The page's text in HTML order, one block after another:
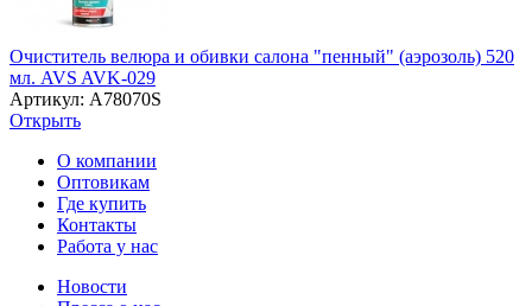
Очиститель велюра и обивки салона "пенный" (аэрозоль) 520
мл. AVS AVK-029
Артикул: A78070S
Открыть
О компании
Оптовикам
Где купить
Контакты
Работа у нас
Новости